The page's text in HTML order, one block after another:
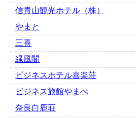
信貴山観光ホテル（株）
やまと
三喜
緑風閣
ビジネスホテル喜楽荘
ビジネス旅館やまべ
奈良白鹿荘